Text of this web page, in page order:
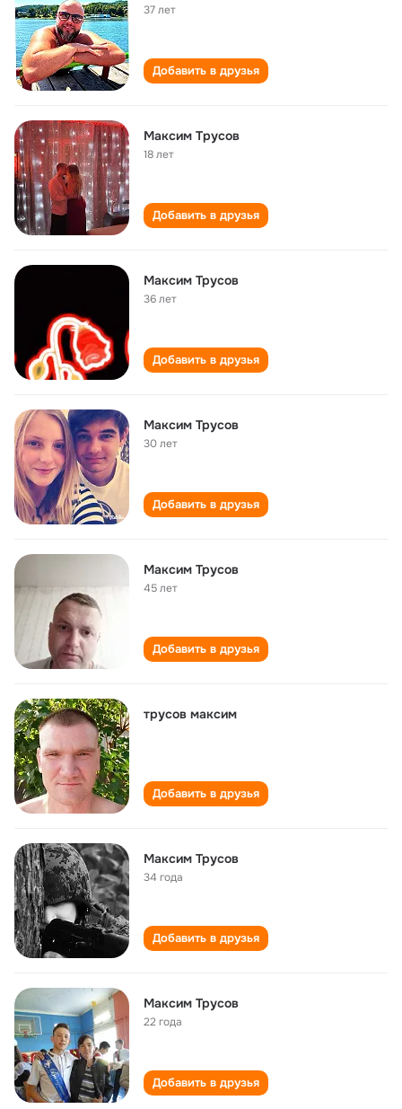
37 лет
Добавить в друзья
Максим Tрусов
18 лет
Добавить в друзья
Максим Трусов
36 лет
Добавить в друзья
Максим Трусов
30 лет
Добавить в друзья
Максим Трусов
45 лет
Добавить в друзья
трусов максим
Добавить в друзья
Максим Трусов
34 года
Добавить в друзья
Максим Трусов
22 года
Добавить в друзья